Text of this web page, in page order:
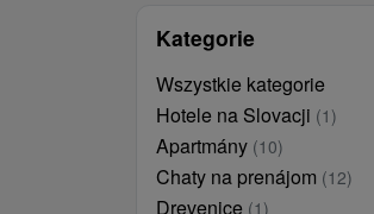
Kategorie
Wszystkie kategorie
Hotele na Slovacji (1)
Apartmány (10)
Chaty na prenájom (12)
Drevenice (1)